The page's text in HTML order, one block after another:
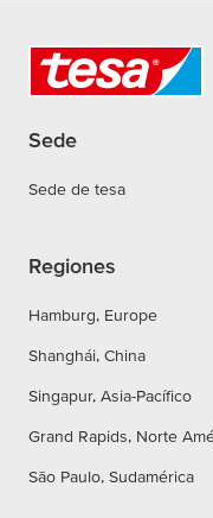
Sede
Sede de tesa
Regiones
Hamburg, Europe
Shanghái, China
Singapur, Asia-Pacífico
Grand Rapids, Norte
São Paulo, Sudamérica